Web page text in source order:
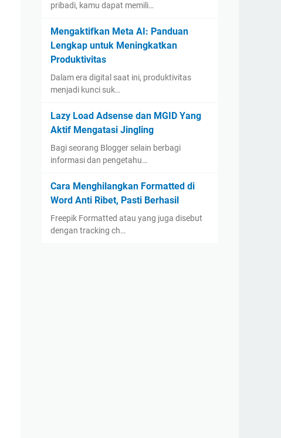
pribadi, kamu dapat memili…
Mengaktifkan Meta AI: Panduan
Lengkap untuk Meningkatkan
Produktivitas
Dalam era digital saat ini, produktivitas
menjadi kunci suk…
Lazy Load Adsense dan MGID Yang
Aktif Mengatasi Jingling
Bagi seorang Blogger selain berbagi
informasi dan pengetahu…
Cara Menghilangkan Formatted di
Word Anti Ribet, Pasti Berhasil
Freepik Formatted atau yang juga disebut
dengan tracking ch…